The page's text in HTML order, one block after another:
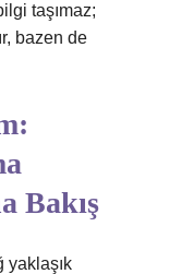
taşımaz;
bazen de
Bakış
yaklaşık